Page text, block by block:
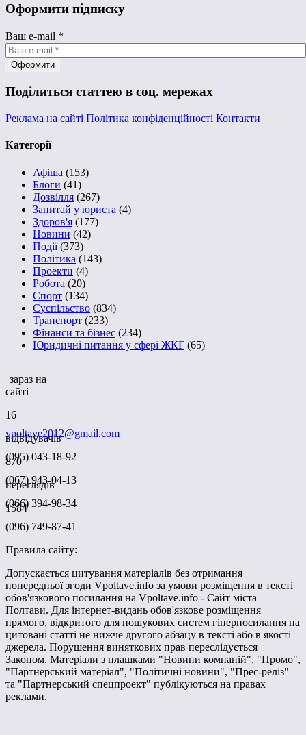
Оформити підписку
Ваш e-mail *
Поділиться статтею в соц. мережах
Реклама на сайті Політика конфіденційності Контакти
Категорії
Афіша (153)
Блоги (41)
Дозвілля (267)
Запитай у юриста (4)
Здоров'я (177)
Новини (42)
Події(373)
Політика (143)
Проекти (4)
Робота (20)
Спорт (134)
Суспільство (834)
Транспорт (233)
Фінанси та бізнес (234)
Юридичні питання у сфері ЖКГ (65)
зараз на
сайті
16
відвідувачів
870
переглядів
1584
vpoltave2012@gmail.com
(095) 043-18-92
(067) 943-04-13
(066) 394-98-34
(096) 749-87-41
Правила сайту:
Допускається цитування матеріалів без отримання
попередньої згоди Vpoltave.info за умови розміщення в тексті
обов'язкового посилання на Vpoltave.info - Сайт міста
Полтави. Для інтернет-видань обов'язкове розміщення
прямого, відкритого для пошукових систем гіперпосилання на
цитовані статті не нижче другого абзацу в тексті або в якості
джерела. Порушення виняткових прав переслідується
Законом. Матеріали з плашками "Новини компаній", "Промо",
"Партнерський матеріал", "Політичні новини", "Прес-реліз"
та "Партнерський спецпроект" публікуються на правах
реклами.